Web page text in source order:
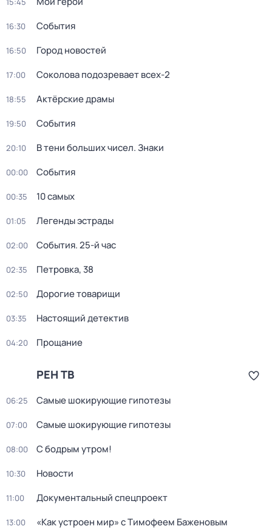
16:30 События
16:50 Город новостей
17:00 Соколова подозревает всех-2
18:55 Актёрские драмы
19:50 События
20:10 В тени больших чисел. Знаки
00:00 События
00:35 10 самых
01:05 Легенды эстрады
02:00 События. 25-й час
02:35 Петровка, 38
02:50 Дорогие товарищи
03:35 Настоящий детектив
04:20 Прощание
РЕН ТВ
06:25 Самые шoкиpующие гипотезы
07:00 Самые шoкиpующие гипотезы
08:00 С бодрым утром!
10:30 Новости
11:00 Документальный спецпроект
13:00 «Как устроен мир» с Тимофеем Баженовым